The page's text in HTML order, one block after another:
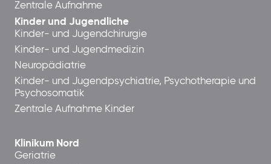
Zentrale Aufnahme
Kinder und Jugendliche
Kinder- und Jugendchirurgie
Kinder- und Jugendmedizin
Neuropädiatrie
Kinder- und Jugendpsychiatrie, Psychotherapie und
Psychosomatik
Zentrale Aufnahme Kinder
Klinikum Nord
Geriatrie